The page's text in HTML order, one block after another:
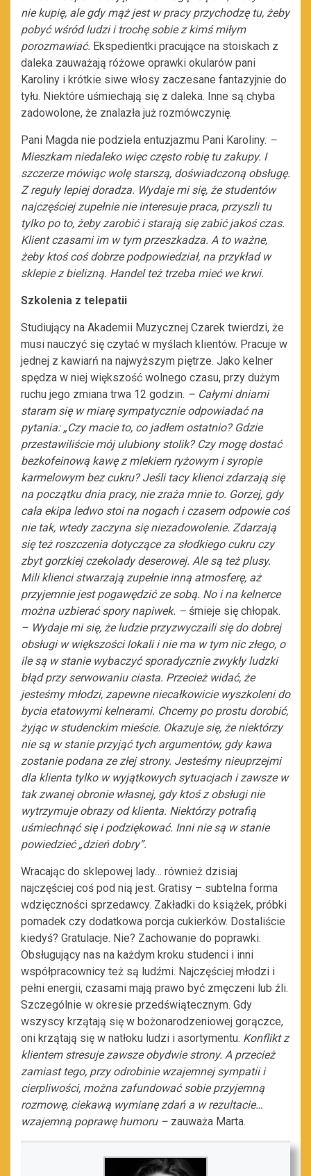
nie kupię, ale gdy mąż jest w pracy przychodzę tu, żeby
pobyć wśród ludzi i trochę sobie z kimś miłym
porozmawiać. Ekspedientki pracujące na stoiskach z
daleka zauważają różowe oprawki okularów pani
Karoliny i krótkie siwe włosy zaczesane fantazyjnie do
tyłu. Niektóre uśmiechają się z daleka. Inne są chyba
zadowolone, że znalazła już rozmówczynię.
Pani Magda nie podziela entuzjazmu Pani Karoliny. –
Mieszkam niedaleko więc często robię tu zakupy. I
szczerze mówiąc wolę starszą, doświadczoną obsługę.
Z reguły lepiej doradza. Wydaje mi się, że studentów
najczęściej zupełnie nie interesuje praca, przyszli tu
tylko po to, żeby zarobić i starają się zabić jakoś czas.
Klient czasami im w tym przeszkadza. A to ważne,
żeby ktoś coś dobrze podpowiedział, na przykład w
sklepie z bielizną. Handel też trzeba mieć we krwi.
Szkolenia z telepatii
Studiujący na Akademii Muzycznej Czarek twierdzi, że
musi nauczyć się czytać w myślach klientów. Pracuje w
jednej z kawiarń na najwyższym piętrze. Jako kelner
spędza w niej większość wolnego czasu, przy dużym
ruchu jego zmiana trwa 12 godzin. – Całymi dniami
staram się w miarę sympatycznie odpowiadać na
pytania: „Czy macie to, co jadłem ostatnio? Gdzie
przestawiliście mój ulubiony stolik? Czy mogę dostać
bezkofeinową kawę z mlekiem ryżowym i syropie
karmelowym bez cukru? Jeśli tacy klienci zdarzają się
na początku dnia pracy, nie zraża mnie to. Gorzej, gdy
cała ekipa ledwo stoi na nogach i czasem odpowie coś
nie tak, wtedy zaczyna się niezadowolenie. Zdarzają
się też roszczenia dotyczące za słodkiego cukru czy
zbyt gorzkiej czekolady deserowej. Ale są też plusy.
Mili klienci stwarzają zupełnie inną atmosferę, aż
przyjemnie jest pogawędzić ze sobą. No i na kelnerce
można uzbierać spory napiwek. – śmieje się chłopak.
– Wydaje mi się, że ludzie przyzwyczaili się do dobrej
obsługi w większości lokali i nie ma w tym nic złego, o
ile są w stanie wybaczyć sporadycznie zwykły ludzki
błąd przy serwowaniu ciasta. Przecież widać, że
jesteśmy młodzi, zapewne niecałkowicie wyszkoleni do
bycia etatowymi kelnerami. Chcemy po prostu dorobić,
żyjąc w studenckim mieście. Okazuje się, że niektórzy
nie są w stanie przyjąć tych argumentów, gdy kawa
zostanie podana ze złej strony. Jesteśmy nieuprzejmi
dla klienta tylko w wyjątkowych sytuacjach i zawsze w
tak zwanej obronie własnej, gdy ktoś z obsługi nie
wytrzymuje obrazy od klienta. Niektórzy potrafią
uśmiechnąć się i podziękować. Inni nie są w stanie
powiedzieć „dzień dobry”.
Wracając do sklepowej lady… również dzisiaj
najczęściej coś pod nią jest. Gratisy – subtelna forma
wdzięczności sprzedawcy. Zakładki do książek, próbki
pomadek czy dodatkowa porcja cukierków. Dostaliście
kiedyś? Gratulacje. Nie? Zachowanie do poprawki.
Obsługujący nas na każdym kroku studenci i inni
współpracownicy też są ludźmi. Najczęściej młodzi i
pełni energii, czasami mają prawo być zmęczeni lub źli.
Szczególnie w okresie przedświątecznym. Gdy
wszyscy krzątają się w bożonarodzeniowej gorączce,
oni krzątają się w natłoku ludzi i asortymentu. Konflikt z
klientem stresuje zawsze obydwie strony. A przecież
zamiast tego, przy odrobinie wzajemnej sympatii i
cierpliwości, można zafundować sobie przyjemną
rozmowę, ciekawą wymianę zdań a w rezultacie…
wzajemną poprawę humoru – zauważa Marta.